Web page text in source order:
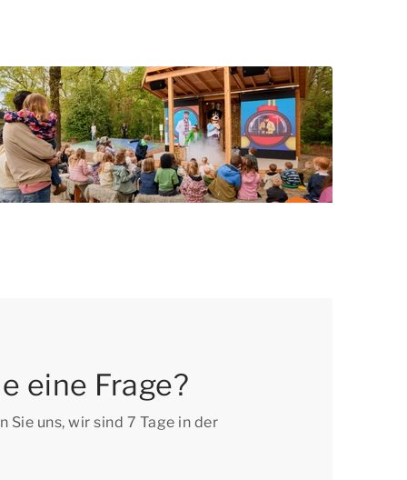
eine Frage?
Sie uns, wir sind 7 Tage in der